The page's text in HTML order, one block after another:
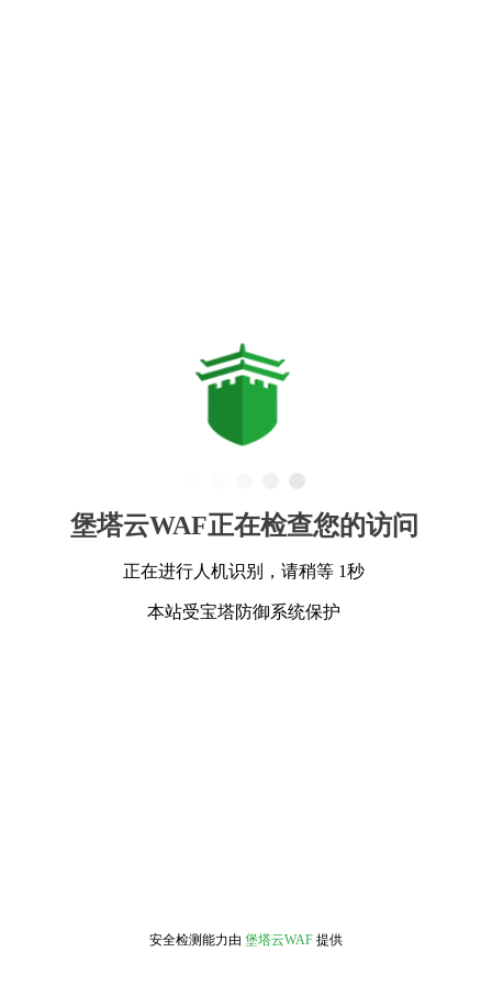
堡塔云WAF正在检查您的访问
正在进行人机识别，请稍等 1秒
本站受宝塔防御系统保护
安全检测能力由 堡塔云WAF 提供